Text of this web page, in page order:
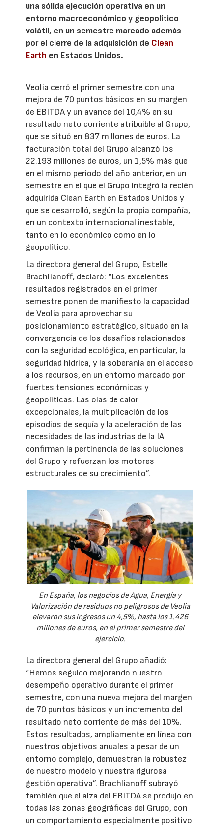
una sólida ejecución operativa en un
entorno macroeconómico y geopolítico
volátil, en un semestre marcado además
por el cierre de la adquisición de Clean
Earth en Estados Unidos.
Veolia cerró el primer semestre con una
mejora de 70 puntos básicos en su margen
de EBITDA y un avance del 10,4% en su
resultado neto corriente atribuible al Grupo,
que se situó en 837 millones de euros. La
facturación total del Grupo alcanzó los
22.193 millones de euros, un 1,5% más que
en el mismo periodo del año anterior, en un
semestre en el que el Grupo integró la recién
adquirida Clean Earth en Estados Unidos y
que se desarrolló, según la propia compañía,
en un contexto internacional inestable,
tanto en lo económico como en lo
geopolítico.
La directora general del Grupo, Estelle
Brachlianoff, declaró: “Los excelentes
resultados registrados en el primer
semestre ponen de manifiesto la capacidad
de Veolia para aprovechar su
posicionamiento estratégico, situado en la
convergencia de los desafíos relacionados
con la seguridad ecológica, en particular, la
seguridad hídrica, y la soberanía en el acceso
a los recursos, en un entorno marcado por
fuertes tensiones económicas y
geopolíticas. Las olas de calor
excepcionales, la multiplicación de los
episodios de sequía y la aceleración de las
necesidades de las industrias de la IA
confirman la pertinencia de las soluciones
del Grupo y refuerzan los motores
estructurales de su crecimiento”.
En España, los negocios de Agua, Energía y
Valorización de residuos no peligrosos de Veolia
elevaron sus ingresos un 4,5%, hasta los 1.426
millones de euros, en el primer semestre del
ejercicio.
La directora general del Grupo añadió:
“Hemos seguido mejorando nuestro
desempeño operativo durante el primer
semestre, con una nueva mejora del margen
de 70 puntos básicos y un incremento del
resultado neto corriente de más del 10%.
Estos resultados, ampliamente en línea con
nuestros objetivos anuales a pesar de un
entorno complejo, demuestran la robustez
de nuestro modelo y nuestra rigurosa
gestión operativa”. Brachlianoff subrayó
también que el alza del EBITDA se produjo en
todas las zonas geográficas del Grupo, con
un comportamiento especialmente positivo